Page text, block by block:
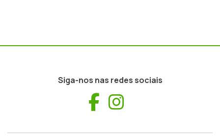
Siga-nos nas redes sociais
Facebook